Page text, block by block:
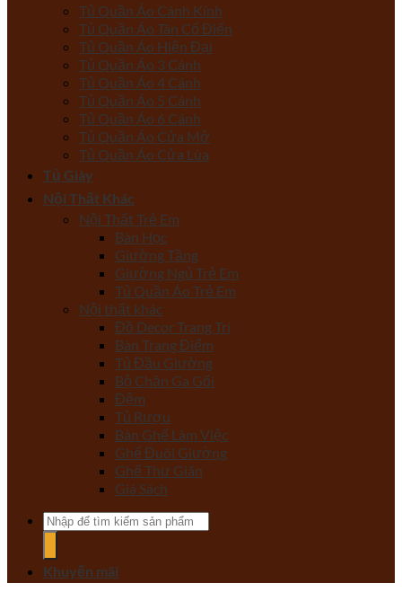
Tủ Quần Áo Cánh Kính
Tủ Quần Áo Tân Cổ Điển
Tủ Quần Áo Hiện Đại
Tủ Quần Áo 3 Cánh
Tủ Quần Áo 4 Cánh
Tủ Quần Áo 5 Cánh
Tủ Quần Áo 6 Cánh
Tủ Quần Áo Cửa Mở
Tủ Quần Áo Cửa Lùa
Tủ Giày
Nội Thất Khác
Nội Thất Trẻ Em
Bàn Học
Giường Tầng
Giường Ngủ Trẻ Em
Tủ Quần Áo Trẻ Em
Nội thất khác
Đồ Decor Trang Trí
Bàn Trang Điểm
Tủ Đầu Giường
Bộ Chăn Ga Gối
Đệm
Tủ Rượu
Bàn Ghế Làm Việc
Ghế Đuôi Giường
Ghế Thư Giãn
Giá Sách
Tìm
kiếm:
Khuyến mãi